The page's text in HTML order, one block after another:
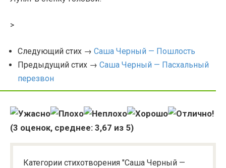
>
Следующий стих → Саша Черный — Пошлость
Предыдущий стих → Саша Черный — Пасхальный
перезвон
(3 оценок, среднее: 3,67 из 5)
Категории стихотворения "Саша Черный —